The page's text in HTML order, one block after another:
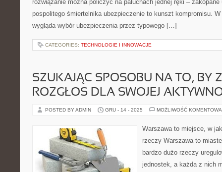
rozwiązanie można policzyć na paluchach jednej ręki –
pospolitego śmiertelnika ubezpieczenie to kunszt kompromisu.
wygląda wybór ubezpieczenia przez typowego […]
CATEGORIES: TECHNOLOGIE I INNOWACJE
SZUKAJĄC SPOSOBU NA TO, BY
ROZGŁOS DLA SWOJEJ
POSTED BY ADMIN GRU - 14 - 2025 MOŻLIWOŚĆ
Warszawa to miejsce, w
rzeczy Warszawa to
bardzo dużo rzeczy
jednostek, a każda z nich